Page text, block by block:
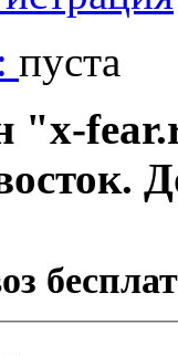
пуста
"x-